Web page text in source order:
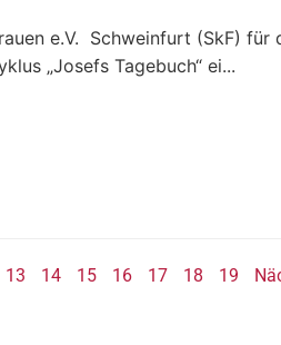
e.V. Schweinfurt (SkF) für
„Josefs Tagebuch“ ei...
13 14 15 16 17 18 19